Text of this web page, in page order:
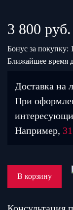
3 800 руб.
Бонус за покупку:
Ближайшее время
Доставка на
При
Например,
В корзину